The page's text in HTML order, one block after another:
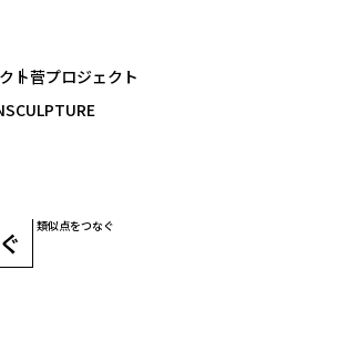
ト菅プロジェクト
SCULPTURE